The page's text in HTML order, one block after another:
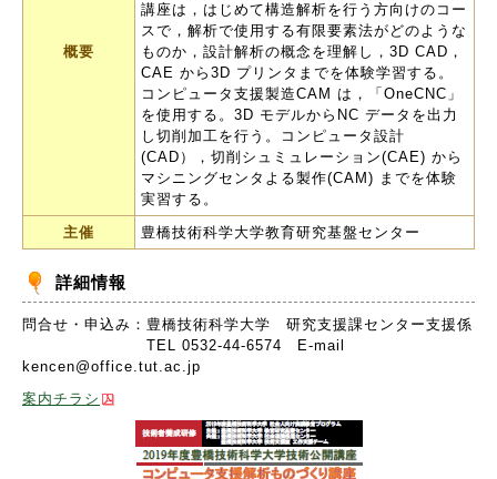
概要
講座は，はじめて構造解析を行う方向けのコー
スで，解析で使用する有限要素法がどのような
ものか，設計解析の概念を理解し，3D CAD，
CAE から3D プリンタまでを体験学習する。
コンピュータ支援製造CAM は，「OneCNC」
を使用する。3D モデルからNC データを出力
し切削加工を行う。コンピュータ設計
(CAD），切削シュミュレーション(CAE) から
マシニングセンタよる製作(CAM) までを体験
実習する。
主催
豊橋技術科学大学教育研究基盤センター
詳細情報
問合せ・申込み：豊橋技術科学大学 研究支援課センター支援係
TEL 0532-44-6574 E-mail
kencen@office.tut.ac.jp
案内チラシ